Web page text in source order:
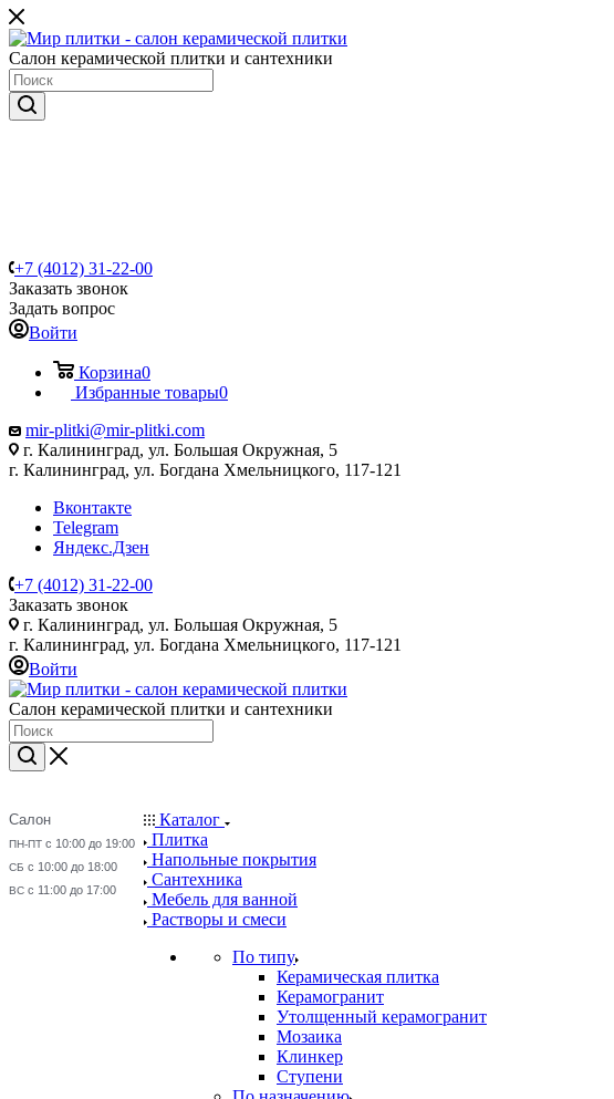
Салон керамической плитки и сантехники
+7 (4012) 31-22-00
Заказать звонок
Задать вопрос
Войти
Корзина0
Избранные товары0
mir-plitki@mir-plitki.com
г. Калининград, ул. Большая Окружная, 5
г. Калининград, ул. Богдана Хмельницкого, 117-121
Вконтакте
Telegram
Яндекс.Дзен
+7 (4012) 31-22-00
Заказать звонок
г. Калининград, ул. Большая Окружная, 5
г. Калининград, ул. Богдана Хмельницкого, 117-121
Войти
Салон керамической плитки и сантехники
Салон
ПН-ПТ с 10:00 до 19:00
СБ с 10:00 до 18:00
ВС с 11:00 до 17:00
Каталог
Плитка
Напольные покрытия
Сантехника
Мебель для ванной
Растворы и смеси
По типу
Керамическая плитка
Керамогранит
Утолщенный керамогранит
Мозаика
Клинкер
Ступени